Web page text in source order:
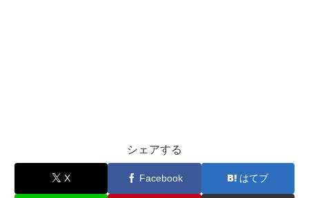
シェアする
X Facebook はてブ